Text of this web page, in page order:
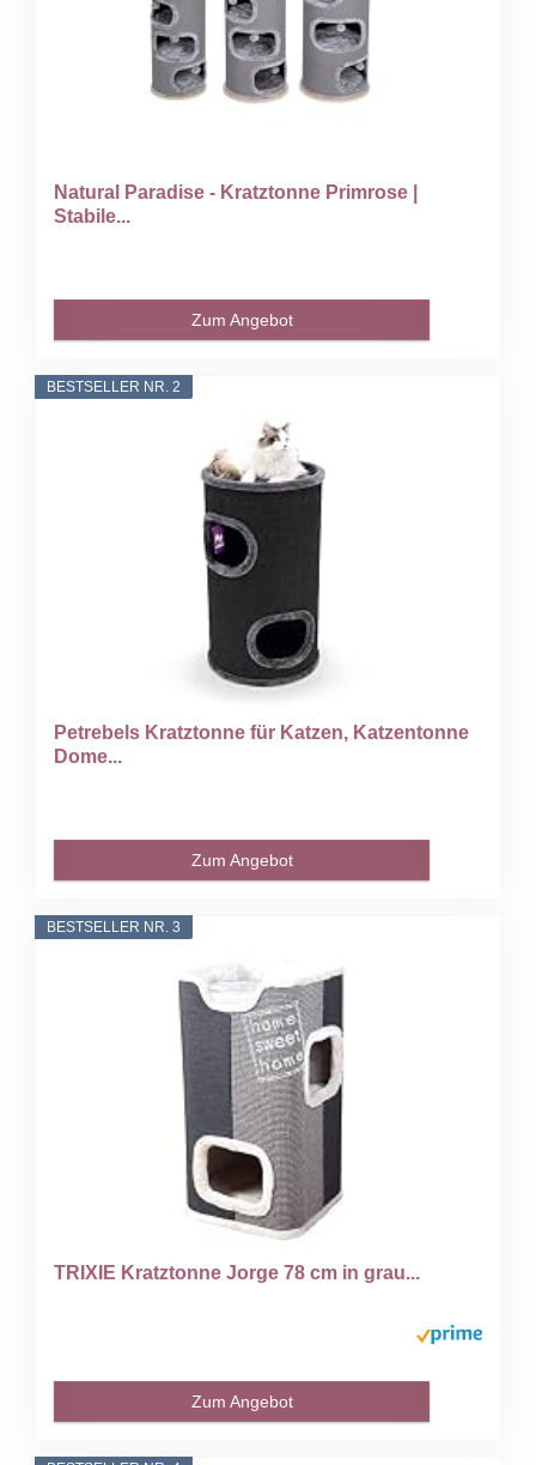
Natural Paradise - Kratztonne Primrose |
Stabile...
Zum Angebot
BESTSELLER NR. 2
Petrebels Kratztonne für Katzen, Katzentonne
Dome...
Zum Angebot
BESTSELLER NR. 3
TRIXIE Kratztonne Jorge 78 cm in grau...
Zum Angebot